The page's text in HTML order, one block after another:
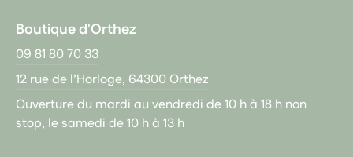
Boutique d'Orthez
09 81 80 70 33
12 rue de l’Horloge, 64300 Orthez
Ouverture du mardi au vendredi de 10 h à 18 h non
stop, le samedi de 10 h à 13 h